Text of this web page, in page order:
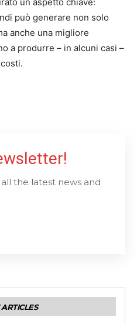
un aspetto chiave:
può generare non solo
anche una migliore
a produrre – in alcuni casi –
the latest news and